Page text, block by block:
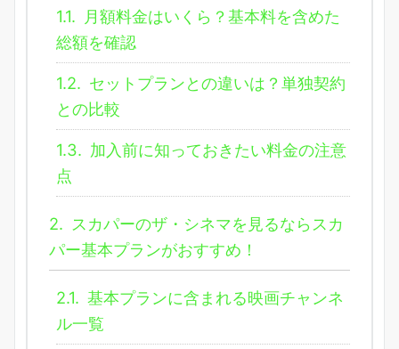
1.1.
月額料金はいくら？基本料を含めた
総額を確認
1.2. セットプランとの違いは？単独契約
との比較
1.3. 加入前に知っておきたい料金の注意
点
2. スカパーのザ・シネマを見るならスカ
パー基本プランがおすすめ！
2.1. 基本プランに含まれる映画チャンネ
ル一覧